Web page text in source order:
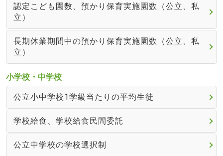
認定こども園数、預かり保育実施園数（公立、私
立）
長期休業期間中の預かり保育実施園数（公立、私
立）
小学校・中学校
公立小中学校1学級当たりの平均生徒
学校給食、学校給食民間委託
公立中学校の学校選択制